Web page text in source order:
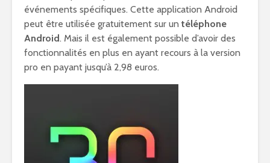
événements spécifiques. Cette application Android
peut être utilisée gratuitement sur un téléphone
Android. Mais il est également possible d’avoir des
fonctionnalités en plus en ayant recours à la version
pro en payant jusqu’à 2,98 euros.